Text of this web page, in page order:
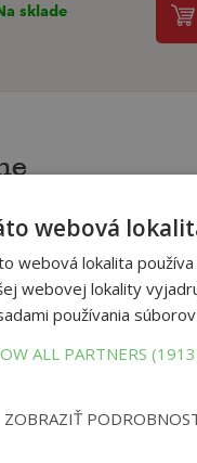
sklade
so svojimi
ku Gwen silnejú, na
úlohu, aby namaľoval
a obrazom vlastnej
Počet strán:
webová
webová lokalita
webovej lokality
používania
ALL PARTNERS
ZOBRAZIŤ